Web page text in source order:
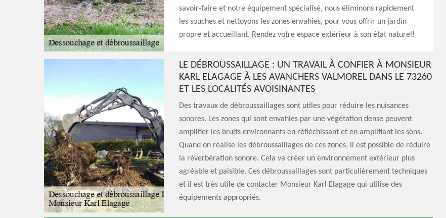
savoir-faire et notre équipement spécialisé, nous éliminons rapidement
les souches et nettoyons les zones envahies, pour vous offrir un jardin
propre et accueillant. Rendez votre espace extérieur à son état naturel!
LE DÉBROUSSAILLAGE : UN TRAVAIL À CONFIER À MONSIEUR
KARL ELAGAGE À LES AVANCHERS VALMOREL DANS LE 73260
ET LES LOCALITÉS AVOISINANTES
Des travaux de débroussaillages sont utiles pour réduire les nuisances
sonores. Les zones qui sont envahies par une végétation dense peuvent
amplifier les bruits environnants en réfléchissant et en amplifiant les sons.
Quand on réalise les débroussaillages de ces zones, il est possible de réduire
la réverbération sonore. Cela va créer un environnement extérieur plus
agréable et paisible. Ces débroussaillages sont particulièrement techniques
et il est très utile de contacter Monsieur Karl Elagage qui utilise des
équipements appropriés.